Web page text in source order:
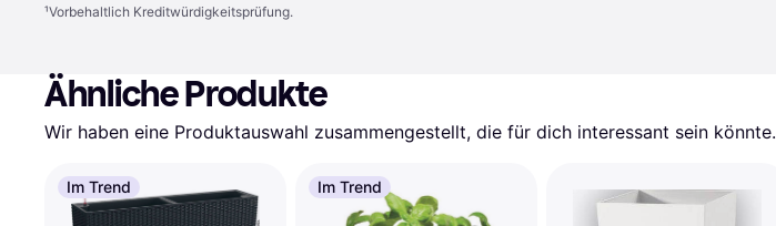
¹Vorbehaltlich Kreditwürdigkeitsprüfung.
Ähnliche Produkte
Wir haben eine Produktauswahl zusammengestellt, die für dich interessant sein könnte.
Im Trend Im Trend